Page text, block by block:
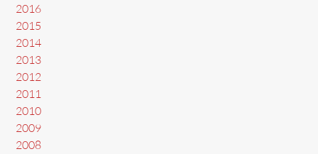
2016
2015
2014
2013
2012
2011
2010
2009
2008